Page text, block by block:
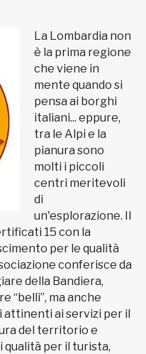
La Lombardia non
è la prima regione
che viene in
mente quando si
pensa ai borghi
italiani... eppure,
tra le Alpi e la
pianura sono
molti i piccoli
centri meritevoli
di
un'esplorazione. Il
15 con la
per le qualità
conferisce da
della Bandiera,
“belli”, ma anche
ai servizi per il
del territorio e
qualità per il turista,